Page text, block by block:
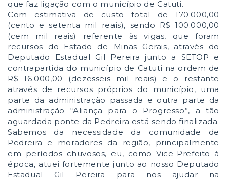
que faz ligação com o município de Catuti.
Com estimativa de custo total de 170.000,00
(cento e setenta mil reais), sendo R$ 100.000,00
(cem mil reais) referente às vigas, que foram
recursos do Estado de Minas Gerais, através do
Deputado Estadual Gil Pereira junto a SETOP e
contrapartida do município de Catuti na ordem de
R$ 16.000,00 (dezesseis mil reais) e o restante
através de recursos próprios do município, uma
parte da administração passada e outra parte da
administração “Aliança para o Progresso”, a tão
aguardada ponte da Pedreira está sendo finalizada.
Sabemos da necessidade da comunidade de
Pedreira e moradores da região, principalmente
em períodos chuvosos, eu, como Vice-Prefeito à
época, atuei fortemente junto ao nosso Deputado
Estadual Gil Pereira para nos ajudar na